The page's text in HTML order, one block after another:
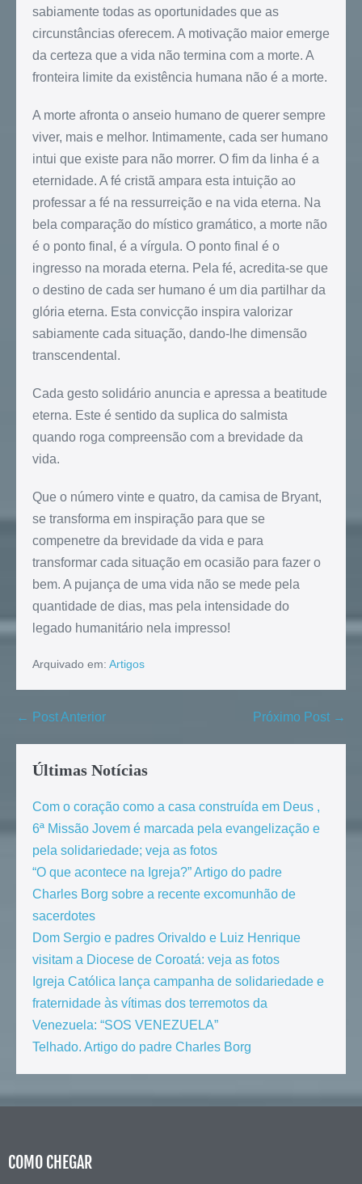
sabiamente todas as oportunidades que as
circunstâncias oferecem. A motivação maior emerge
da certeza que a vida não termina com a morte. A
fronteira limite da existência humana não é a morte.
A morte afronta o anseio humano de querer sempre
viver, mais e melhor. Intimamente, cada ser humano
intui que existe para não morrer. O fim da linha é a
eternidade. A fé cristã ampara esta intuição ao
professar a fé na ressurreição e na vida eterna. Na
bela comparação do místico gramático, a morte não
é o ponto final, é a vírgula. O ponto final é o
ingresso na morada eterna. Pela fé, acredita-se que
o destino de cada ser humano é um dia partilhar da
glória eterna. Esta convicção inspira valorizar
sabiamente cada situação, dando-lhe dimensão
transcendental.
Cada gesto solidário anuncia e apressa a beatitude
eterna. Este é sentido da suplica do salmista
quando roga compreensão com a brevidade da
vida.
Que o número vinte e quatro, da camisa de Bryant,
se transforma em inspiração para que se
compenetre da brevidade da vida e para
transformar cada situação em ocasião para fazer o
bem. A pujança de uma vida não se mede pela
quantidade de dias, mas pela intensidade do
legado humanitário nela impresso!
Arquivado em: Artigos
← Post Anterior Próximo Post →
Últimas Notícias
Com o coração como a casa construída em Deus ,
6ª Missão Jovem é marcada pela evangelização e
pela solidariedade; veja as fotos
“O que acontece na Igreja?” Artigo do padre
Charles Borg sobre a recente excomunhão de
sacerdotes
Dom Sergio e padres Orivaldo e Luiz Henrique
visitam a Diocese de Coroatá: veja as fotos
Igreja Católica lança campanha de solidariedade e
fraternidade às vítimas dos terremotos da
Venezuela: “SOS VENEZUELA”
Telhado. Artigo do padre Charles Borg
COMO CHEGAR